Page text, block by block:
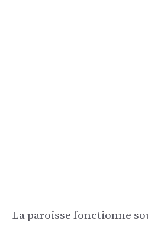
La paroisse fonctionne